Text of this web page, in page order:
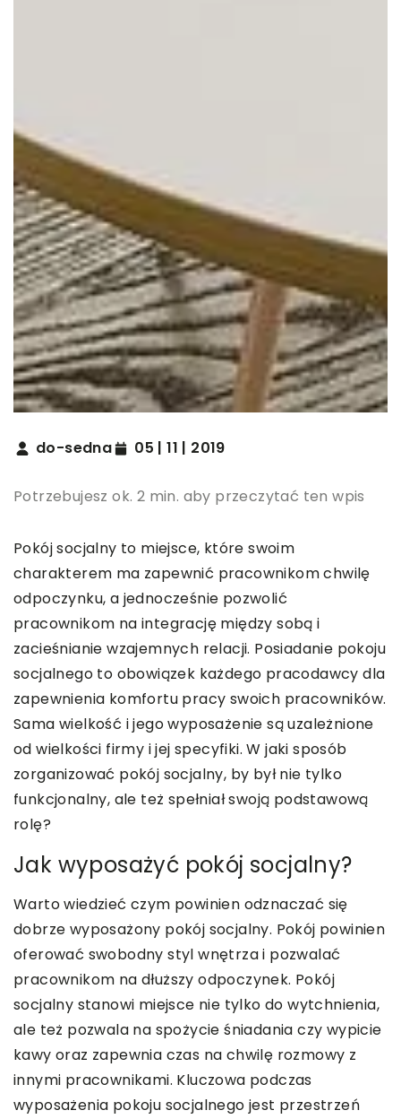
do-sedna 05 | 11 | 2019
Potrzebujesz ok. 2 min. aby przeczytać ten wpis
Pokój socjalny to miejsce, które swoim
charakterem ma zapewnić pracownikom chwilę
odpoczynku, a jednocześnie pozwolić
pracownikom na integrację między sobą i
zacieśnianie wzajemnych relacji. Posiadanie pokoju
socjalnego to obowiązek każdego pracodawcy dla
zapewnienia komfortu pracy swoich pracowników.
Sama wielkość i jego wyposażenie są uzależnione
od wielkości firmy i jej specyfiki. W jaki sposób
zorganizować pokój socjalny, by był nie tylko
funkcjonalny, ale też spełniał swoją podstawową
rolę?
Jak wyposażyć pokój socjalny?
Warto wiedzieć czym powinien odznaczać się
dobrze wyposażony pokój socjalny. Pokój powinien
oferować swobodny styl wnętrza i pozwalać
pracownikom na dłuższy odpoczynek. Pokój
socjalny stanowi miejsce nie tylko do wytchnienia,
ale też pozwala na spożycie śniadania czy wypicie
kawy oraz zapewnia czas na chwilę rozmowy z
innymi pracownikami. Kluczowa podczas
wyposażenia pokoju socjalnego jest przestrzeń